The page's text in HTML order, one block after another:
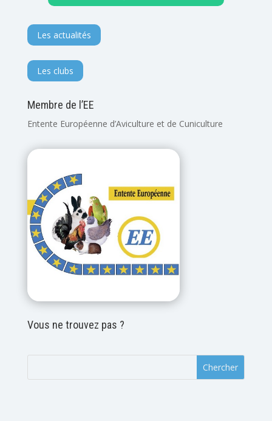
Les actualités
Les clubs
Membre de l’EE
Entente Européenne d’Aviculture et de Cuniculture
Vous ne trouvez pas ?